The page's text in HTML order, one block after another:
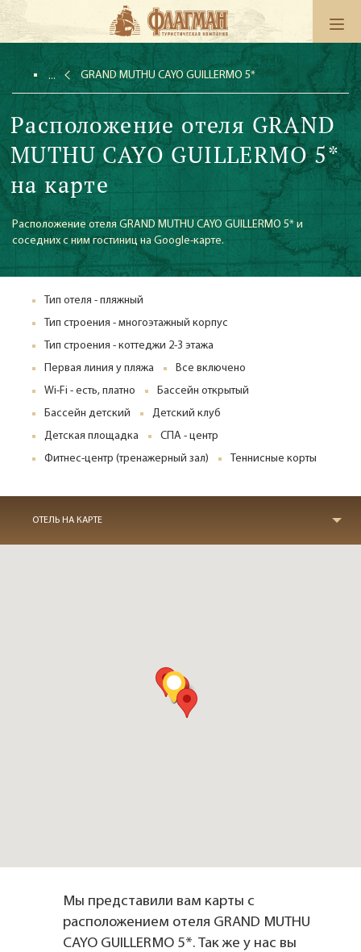
GRAND MUTHU CAYO GUILLERMO 5*
Расположение отеля GRAND
MUTHU CAYO GUILLERMO 5*
на карте
Расположение отеля GRAND MUTHU CAYO GUILLERMO 5* и
соседних с ним гостиниц на Google-карте.
Тип отеля - пляжный
Тип строения - многоэтажный корпус
Тип строения - коттеджи 2-3 этажа
Первая линия у пляжа
Все включено
Wi-Fi - есть, платно
Бассейн открытый
Бассейн детский
Детский клуб
Детская площадка
СПА - центр
Фитнес-центр (тренажерный зал)
Теннисные корты
ОТЕЛЬ НА КАРТЕ
Мы представили вам карты с
расположением отеля GRAND MUTHU
CAYO GUILLERMO 5*. Так же у нас вы